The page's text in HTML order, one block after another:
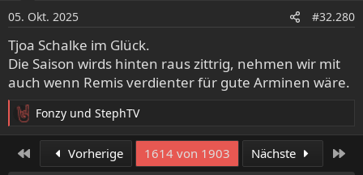
o
n
e
n
:
05. Okt. 2025 #32.280
Tjoa Schalke im Glück.
Die Saison wirds hinten raus zittrig, nehmen wir mit
auch wenn Remis verdienter für gute Arminen wäre.
R
e
a
Fonzy und StephTV
Erste Vorherige 1614 von 1903 Nächste